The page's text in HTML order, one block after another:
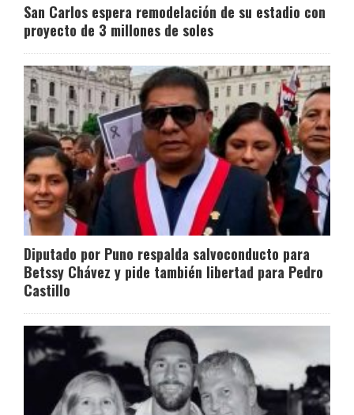
San Carlos espera remodelación de su estadio con
proyecto de 3 millones de soles
Diputado por Puno respalda salvoconducto para
Betssy Chávez y pide también libertad para Pedro
Castillo